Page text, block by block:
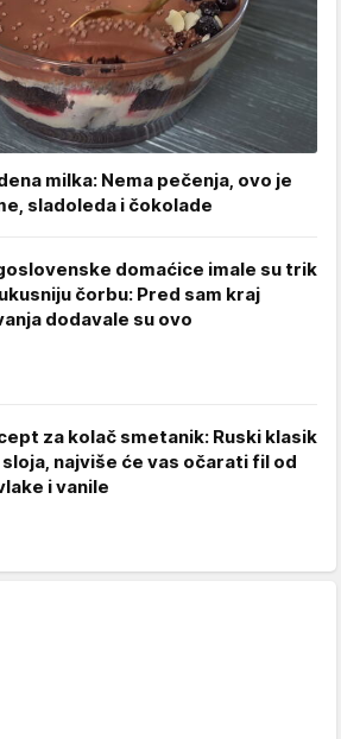
milka: Nema pečenja, ovo je
sladoleda i čokolade
domaćice imale su trik
čorbu: Pred sam kraj
dodavale su ovo
za kolač smetanik: Ruski klasik
sloja, najviše će vas očarati fil od
i vanile